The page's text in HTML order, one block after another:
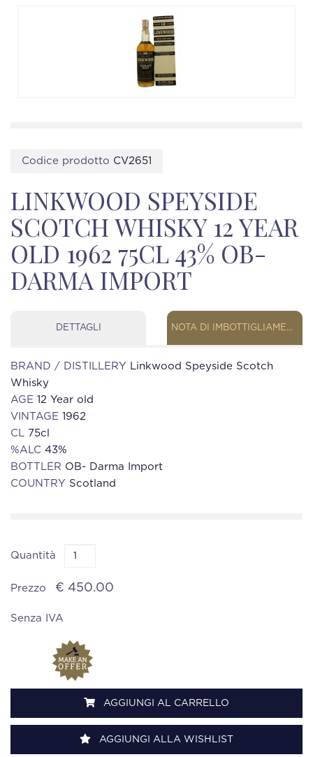
Codice prodotto CV2651
LINKWOOD SPEYSIDE
SCOTCH WHISKY 12 YEAR
OLD 1962 75CL 43% OB-
DARMA IMPORT
DETTAGLI NOTA DI IMBOTTIGLIAMENTO
BRAND / DISTILLERY Linkwood Speyside Scotch
Whisky
AGE 12 Year old
VINTAGE 1962
CL 75cl
%ALC 43%
BOTTLER OB- Darma Import
COUNTRY Scotland
Quantità
Prezzo € 450.00
Senza IVA
AGGIUNGI AL CARRELLO
AGGIUNGI ALLA WISHLIST